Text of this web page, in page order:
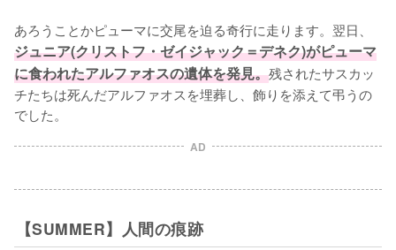
あろうことかピューマに交尾を迫る奇行に走ります。翌日、
ジュニア(クリストフ・ゼイジャック＝デネク)がピューマ
に食われたアルファオスの遺体を発見。残されたサスカッ
チたちは死んだアルファオスを埋葬し、飾りを添えて弔うの
でした。
AD
【SUMMER】人間の痕跡